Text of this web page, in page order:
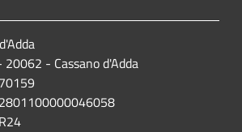
- Cassano d'Adda